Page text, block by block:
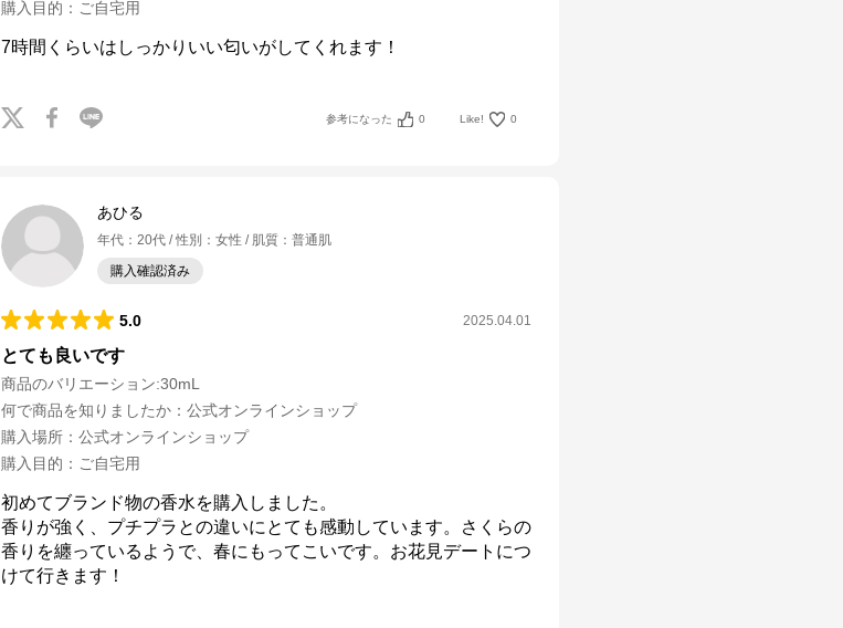
購入目的 ： ご自宅用
7時間くらいはしっかりいい匂いがしてくれます！
参考になった 0 Like! 0
あひる
年代 ： 20代 性別 ： 女性 肌質 ： 普通肌
購入確認済み
5.0 2025.04.01
とても良いです
商品のバリエーション:30mL
何で商品を知りましたか ： 公式オンラインショップ
購入場所 ： 公式オンラインショップ
購入目的 ： ご自宅用
初めてブランド物の香水を購入しました。
香りが強く、プチプラとの違いにとても感動しています。さくらの
香りを纏っているようで、春にもってこいです。お花見デートにつ
けて行きます！